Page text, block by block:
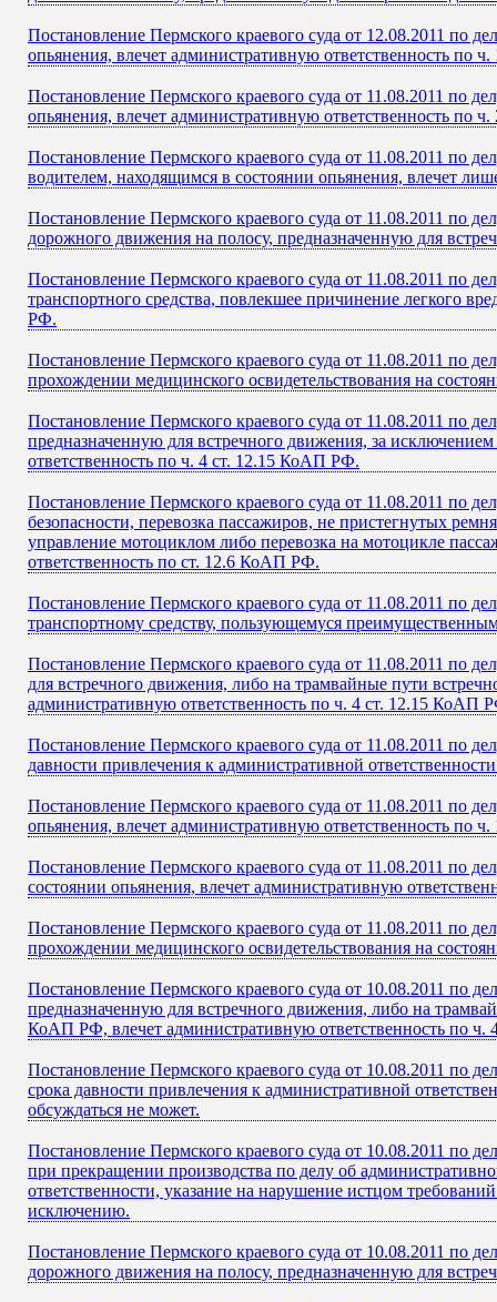
Постановление Пермского краевого суда от 12.08.2011 по
опьянения, влечет административную ответственность по
Постановление Пермского краевого суда от 11.08.2011 по
опьянения, влечет административную ответственность по
Постановление Пермского краевого суда от 11.08.2011 по
водителем, находящимся в состоянии опьянения, влечет
Постановление Пермского краевого суда от 11.08.2011 по
дорожного движения на полосу, предназначенную для
Постановление Пермского краевого суда от 11.08.2011 по
транспортного средства, повлекшее причинение легкого
РФ.
Постановление Пермского краевого суда от 11.08.2011 по
прохождении медицинского освидетельствования на
Постановление Пермского краевого суда от 11.08.2011 по
предназначенную для встречного движения, за
ответственность по ч. 4 ст. 12.15 КоАП РФ.
Постановление Пермского краевого суда от 11.08.2011 по
безопасности, перевозка пассажиров, не пристегнутых
управление мотоциклом либо перевозка на мотоцикле
ответственность по ст. 12.6 КоАП РФ.
Постановление Пермского краевого суда от 11.08.2011 по
транспортному средству, пользующемуся
Постановление Пермского краевого суда от 11.08.2011 по
для встречного движения, либо на трамвайные пути
административную ответственность по ч. 4 ст. 12.15 КоАП
Постановление Пермского краевого суда от 11.08.2011 по
давности привлечения к административной
Постановление Пермского краевого суда от 11.08.2011 по
опьянения, влечет административную ответственность по
Постановление Пермского краевого суда от 11.08.2011 по
состоянии опьянения, влечет административную
Постановление Пермского краевого суда от 11.08.2011 по
прохождении медицинского освидетельствования на
Постановление Пермского краевого суда от 10.08.2011 по
предназначенную для встречного движения, либо на
КоАП РФ, влечет административную ответственность по
Постановление Пермского краевого суда от 10.08.2011 по
срока давности привлечения к административной
обсуждаться не может.
Постановление Пермского краевого суда от 10.08.2011 по
при прекращении производства по делу об
ответственности, указание на нарушение истцом
исключению.
Постановление Пермского краевого суда от 10.08.2011 по
дорожного движения на полосу, предназначенную для